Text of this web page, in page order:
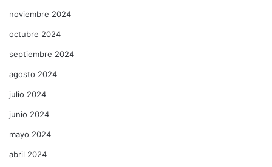
noviembre 2024
octubre 2024
septiembre 2024
agosto 2024
julio 2024
junio 2024
mayo 2024
abril 2024